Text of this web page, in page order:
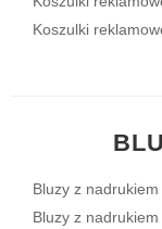
Koszulki
Bluzy z nadrukiem
Bluzy z